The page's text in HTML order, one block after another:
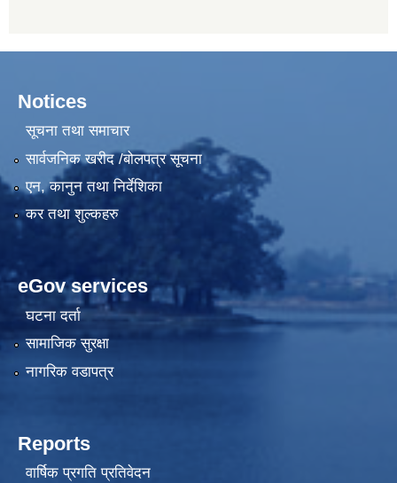
Notices
सूचना तथा समाचार
सार्वजनिक खरीद /बोलपत्र सूचना
एन, कानुन तथा निर्देशिका
कर तथा शुल्कहरु
eGov services
घटना दर्ता
सामाजिक सुरक्षा
नागरिक वडापत्र
Reports
वार्षिक प्रगति प्रतिवेदन